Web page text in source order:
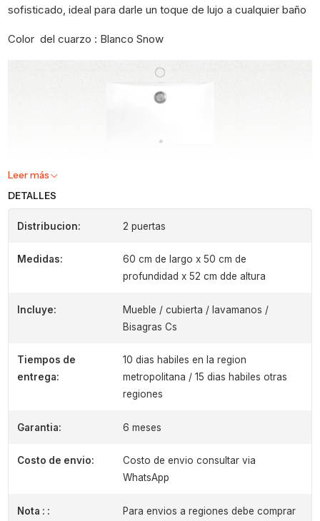
sofisticado, ideal para darle un toque de lujo a cualquier baño
Color del cuarzo : Blanco Snow
Leer más
DETALLES
Distribucion: 2 puertas
Medidas:
60 cm de largo x 50 cm de
profundidad x 52 cm dde altura
Incluye:
Mueble / cubierta / lavamanos /
Bisagras Cs
Tiempos de
entrega:
10 dias habiles en la region
metropolitana / 15 dias habiles otras
regiones
Garantia: 6 meses
Costo de envio:
Costo de envio consultar via
WhatsApp
Nota : :
Para envios a regiones debe comprar